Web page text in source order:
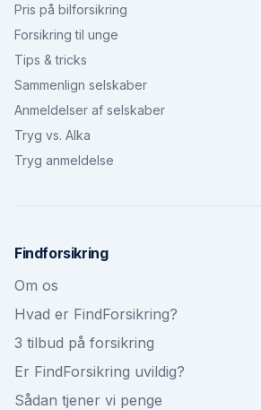
Pris på bilforsikring
Forsikring til unge
Tips & tricks
Sammenlign selskaber
Anmeldelser af selskaber
Tryg vs. Alka
Tryg anmeldelse
Findforsikring
Om os
Hvad er FindForsikring?
3 tilbud på forsikring
Er FindForsikring uvildig?
Sådan tjener vi penge